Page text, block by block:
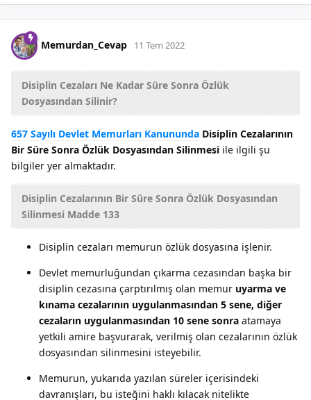
Memurdan_Cevap 11 Tem 2022
Disiplin Cezaları Ne Kadar Süre Sonra Özlük
Dosyasından Silinir?
657 Sayılı Devlet Memurları Kanununda Disiplin Cezalarının
Bir Süre Sonra Özlük Dosyasından Silinmesi ile ilgili şu
bilgiler yer almaktadır.
Disiplin Cezalarının Bir Süre Sonra Özlük Dosyasından
Silinmesi Madde 133
Disiplin cezaları memurun özlük dosyasına işlenir.
Devlet memurluğundan çıkarma cezasından başka bir
disiplin cezasına çarptırılmış olan memur uyarma ve
kınama cezalarının uygulanmasından 5 sene, diğer
cezaların uygulanmasından 10 sene sonra atamaya
yetkili amire başvurarak, verilmiş olan cezalarının özlük
dosyasından silinmesini isteyebilir.
Memurun, yukarıda yazılan süreler içerisindeki
davranışları, bu isteğini haklı kılacak nitelikte